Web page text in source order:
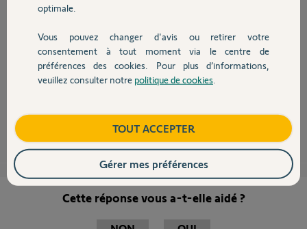
Devis avec un pro
Contact
créez votre groupe C en y mettant l'ensemble des volets. De la même
Cette réponse vous a-t-elle aidé ?
optimale.
Vous pouvez changer d'avis ou retirer votre
consentement à tout moment via le centre de
préférences des cookies. Pour plus d’informations,
veuillez consulter notre politique de cookies
TOUT ACCEPTER
Gérer mes préférences